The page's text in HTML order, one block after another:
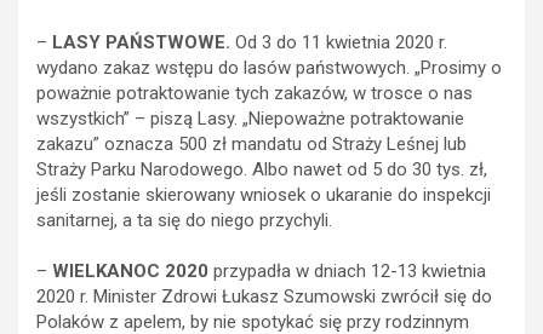
– LASY PAŃSTWOWE. Od 3 do 11 kwietnia 2020 r.
wydano zakaz wstępu do lasów państwowych. „Prosimy o
poważnie potraktowanie tych zakazów, w trosce o nas
wszystkich” – piszą Lasy. „Niepoważne potraktowanie
zakazu” oznacza 500 zł mandatu od Straży Leśnej lub
Straży Parku Narodowego. Albo nawet od 5 do 30 tys. zł,
jeśli zostanie skierowany wniosek o ukaranie do inspekcji
sanitarnej, a ta się do niego przychyli.
– WIELKANOC 2020 przypadła w dniach 12-13 kwietnia
2020 r. Minister Zdrowi Łukasz Szumowski zwrócił się do
Polaków z apelem, by nie spotykać się przy rodzinnym